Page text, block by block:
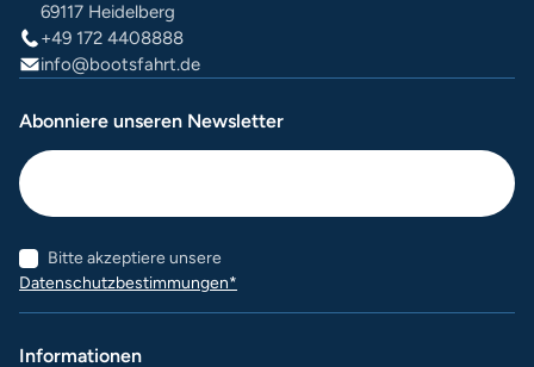
69117 Heidelberg
+49 172 4408888
info@bootsfahrt.de
Abonniere unseren Newsletter
Bitte akzeptiere unsere
Datenschutzbestimmungen*
Informationen